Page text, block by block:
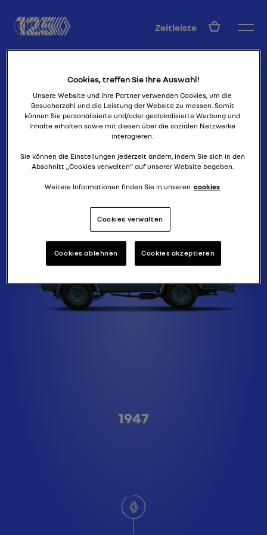
Zeitleiste DE
Type A
eine Tonne Nutzfahrzeug
1000 KG
1947
Cookies, treffen Sie Ihre Auswahl!
Unsere Website und ihre Partner verwenden Cookies, um die
Besucherzahl und die Leistung der Website zu messen. Somit
können Sie personalisierte und/oder geolokalisierte Werbung und
Inhalte erhalten sowie mit diesen über die sozialen Netzwerke
interagieren.
Sie können die Einstellungen jederzeit ändern, indem Sie sich in den
Abschnitt „Cookies verwalten“ auf unserer Website begeben.
Weitere Informationen finden Sie in unseren cookies
Cookies verwalten
Cookies ablehnen Cookies akzeptieren